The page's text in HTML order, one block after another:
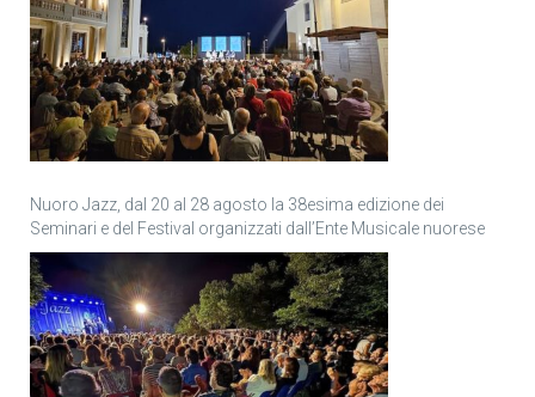
Nuoro Jazz, dal 20 al 28 agosto la 38esima edizione dei
Seminari e del Festival organizzati dall’Ente Musicale nuorese